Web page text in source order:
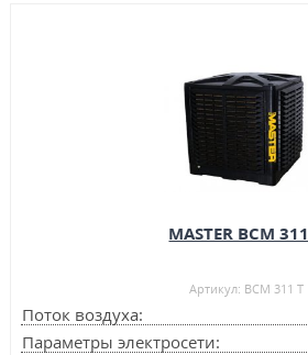
MASTER BCM
Артикул: BCM 311 T
Поток воздуха:
Параметры электросети: